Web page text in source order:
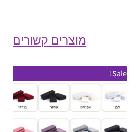
מוצרים קשורים
Sale!
זה
יש